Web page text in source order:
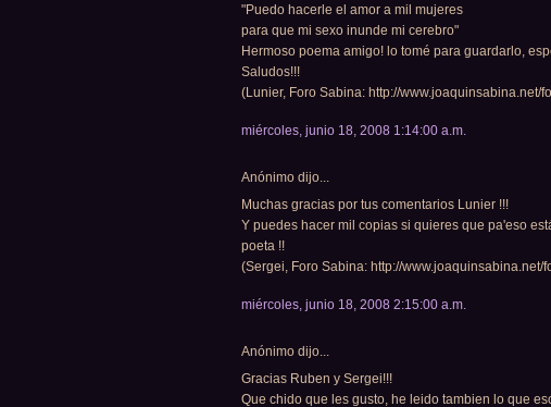
"Puedo hacerle el amor a mil mujeres
para que mi sexo inunde mi cerebro"
Hermoso poema amigo! lo tomé para guardarlo,
Saludos!!!
(Lunier, Foro Sabina: http://www.joaquinsabina.net/
miércoles, junio 18, 2008 1:14:00 a.m.
Anónimo dijo...
Muchas gracias por tus comentarios Lunier !!!
Y puedes hacer mil copias si quieres que pa'eso
poeta !!
(Sergei, Foro Sabina: http://www.joaquinsabina.net/
miércoles, junio 18, 2008 2:15:00 a.m.
Anónimo dijo...
Gracias Ruben y Sergei!!!
Que chido que les gusto, he leido tambien lo que